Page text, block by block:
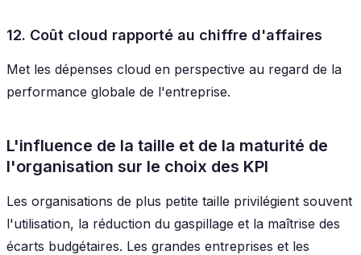
12. Coût cloud rapporté au chiffre d'affaires
Met les dépenses cloud en perspective au regard de la
performance globale de l'entreprise.
L'influence de la taille et de la maturité de
l'organisation sur le choix des KPI
Les organisations de plus petite taille privilégient souvent
l'utilisation, la réduction du gaspillage et la maîtrise des
écarts budgétaires. Les grandes entreprises et les